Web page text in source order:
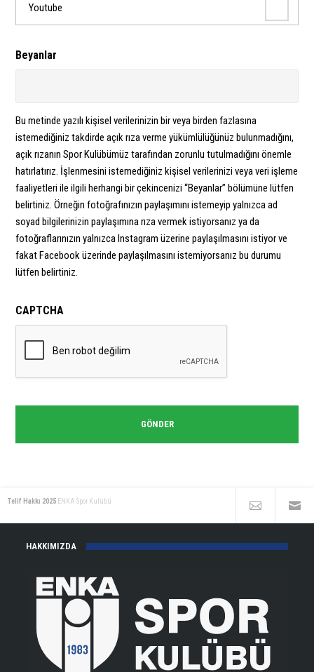
Youtube
Beyanlar
Bu metinde yazılı kişisel verilerinizin bir veya birden fazlasına
istemediğiniz takdirde açık rıza verme yükümlülüğünüz bulunmadığını,
açık rızanın Spor Kulübümüz tarafından zorunlu tutulmadığını önemle
hatırlatırız. İşlenmesini istemediğiniz kişisel verilerinizi veya veri işleme
faaliyetleri ile ilgili herhangi bir çekincenizi “Beyanlar” bölümüne lütfen
belirtiniz. Örneğin fotoğrafınızın paylaşımını istemeyip yalnızca ad
soyad bilgilerinizin paylaşımına rıza vermek istiyorsanız ya da
fotoğraflarınızın yalnızca Instagram üzerine paylaşılmasını istiyor ve
fakat Facebook üzerinde paylaşılmasını istemiyorsanız bu durumu
lütfen belirtiniz.
CAPTCHA
Telif Hakkı 2025 ENKA Spor Kulübü
HAKKIMIZDA